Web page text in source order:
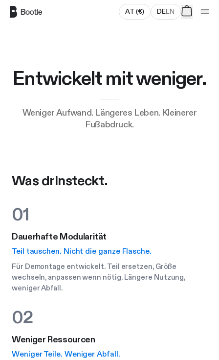
AT (€) DEEN
Entwickelt mit weniger.
Weniger Aufwand. Längeres Leben. Kleinerer
Fußabdruck.
Was drinsteckt.
01
Dauerhafte Modularität
Teil tauschen. Nicht die ganze Flasche.
Für Demontage entwickelt. Teil ersetzen, Größe
wechseln, anpassen wenn nötig. Längere Nutzung,
weniger Abfall.
02
Weniger Ressourcen
Weniger Teile. Weniger Abfall.